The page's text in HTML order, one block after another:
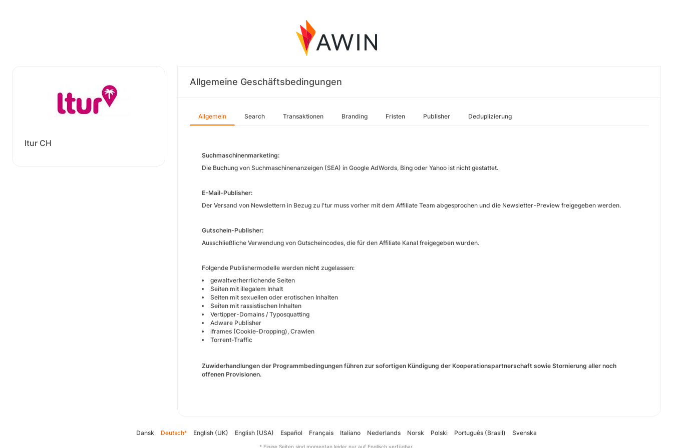
ltur CH
Allgemeine Geschäftsbedingungen
Allgemein Search Transaktionen Branding Fristen Publisher Deduplizierung
Suchmaschinenmarketing:
Die Buchung von Suchmaschinenanzeigen (SEA) in Google AdWords, Bing oder Yahoo ist nicht gestattet.
E-Mail-Publisher:
Der Versand von Newslettern in Bezug zu l'tur muss vorher mit dem Affiliate Team abgesprochen und die Newsletter-Preview freigegeben werden.
Gutschein-Publisher:
Ausschließliche Verwendung von Gutscheincodes, die für den Affiliate Kanal freigegeben wurden.
Folgende Publishermodelle werden nicht zugelassen:
gewaltverherrlichende Seiten
Seiten mit illegalem Inhalt
Seiten mit sexuellen oder erotischen Inhalten
Seiten mit rassistischen Inhalten
Vertipper-Domains / Typosquatting
Adware Publisher
iframes (Cookie-Dropping), Crawlen
Torrent-Traffic
Zuwiderhandlungen der Programmbedingungen führen zur sofortigen Kündigung der Kooperationspartnerschaft sowie Stornierung aller noch
offenen Provisionen.
Dansk Deutsch* English (UK) English (USA) Español Français Italiano Nederlands Norsk Polski Português (Brasil) Svenska
* Einige Seiten sind momentan leider nur auf Englisch verfügbar.